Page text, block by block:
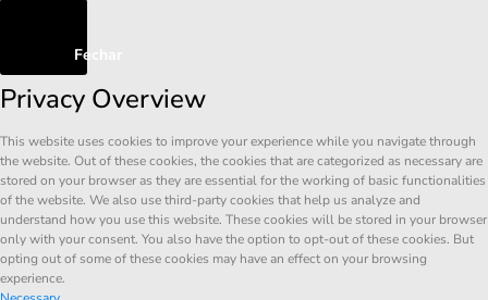
Fechar
Privacy Overview
This website uses cookies to improve your experience while you navigate through
the website. Out of these cookies, the cookies that are categorized as necessary are
stored on your browser as they are essential for the working of basic functionalities
of the website. We also use third-party cookies that help us analyze and
understand how you use this website. These cookies will be stored in your browser
only with your consent. You also have the option to opt-out of these cookies. But
opting out of some of these cookies may have an effect on your browsing
experience.